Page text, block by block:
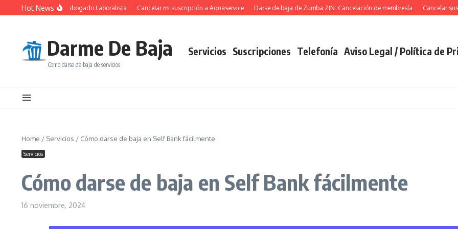
Saltar al contenido
Hot Newsde un Abogado Laboralista Cancelar mi suscripción a Aquaservice Darse de baja de Zumba ZIN: Cancelación de membresía Cancelar
Darme De Baja
Como darse de baja de servicios
Servicios Suscripciones Telefonía Aviso Legal / Política de
Home / Servicios / Cómo darse de baja en Self Bank fácilmente
Servicios
Cómo darse de baja en Self Bank fácilmente
16 noviembre, 2024